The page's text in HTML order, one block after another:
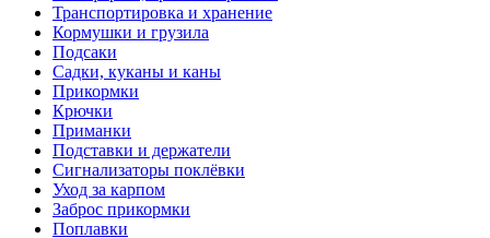
Транспортировка и хранение
Кормушки и грузила
Подсаки
Садки, куканы и каны
Прикормки
Крючки
Приманки
Подставки и держатели
Сигнализаторы поклёвки
Уход за карпом
Заброс прикормки
Поплавки